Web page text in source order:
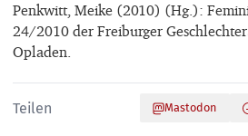
Penkwitt, Meike (2010) (Hg.):
24/2010 der Freiburger
Opladen.
Teilen Mastodon